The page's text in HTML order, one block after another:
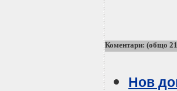
Коментари: (общо
Нов